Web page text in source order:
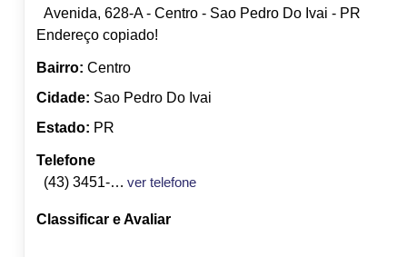
Avenida, 628-A - Centro - Sao Pedro Do Ivai - PR
Endereço copiado!
Bairro: Centro
Cidade: Sao Pedro Do Ivai
Estado: PR
Telefone
(43) 3451-1168
ver telefone
Classificar e Avaliar